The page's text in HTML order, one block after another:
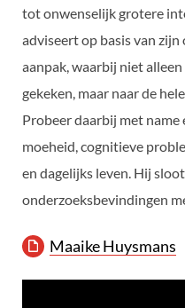
tot onwenselijk grotere
adviseert op basis van
aanpak, waarbij niet
gekeken, maar naar de
Probeer daarbij met
moeheid, cognitieve
en dagelijks leven. Hij
onderzoeksbevindingen
Maaike Huysmans